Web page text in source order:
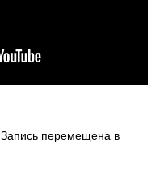
Запись перемещена в